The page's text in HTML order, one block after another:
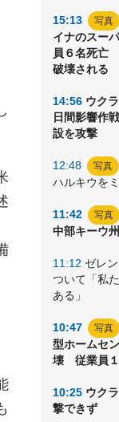
15:13 写真
イナのスー
員６名死亡
破壊される
14:56 ウク
日間影響作
設を攻撃
12:48 写真
ハルキウを
11:42 写真
中部キーウ
11:12 ゼレ
ついて「私
ある」
10:47 写真
型ホームセ
壊 従業員
10:25 ウク
撃できず